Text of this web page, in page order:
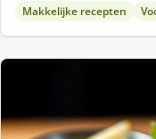
Makkelijke recepten